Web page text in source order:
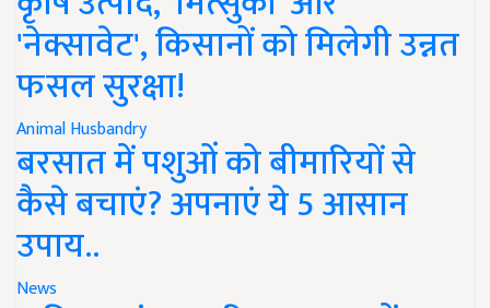
'नेक्सावेट', किसानों को मिलेगी उन्नत
फसल सुरक्षा!
Animal Husbandry
बरसात में पशुओं को बीमारियों से
कैसे बचाएं? अपनाएं ये 5 आसान
उपाय..
News